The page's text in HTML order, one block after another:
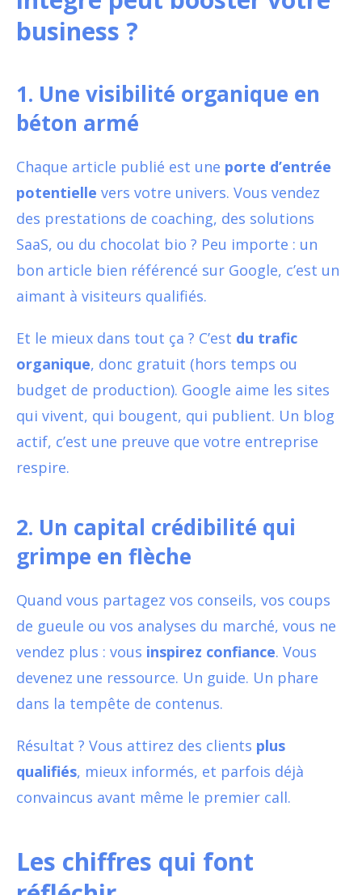
business ?
1. Une visibilité organique en
béton armé
Chaque article publié est une porte d’entrée
potentielle vers votre univers. Vous vendez
des prestations de coaching, des solutions
SaaS, ou du chocolat bio ? Peu importe : un
bon article bien référencé sur Google, c’est un
aimant à visiteurs qualifiés.
Et le mieux dans tout ça ? C’est du trafic
organique, donc gratuit (hors temps ou
budget de production). Google aime les sites
qui vivent, qui bougent, qui publient. Un blog
actif, c’est une preuve que votre entreprise
respire.
2. Un capital crédibilité qui
grimpe en flèche
Quand vous partagez vos conseils, vos coups
de gueule ou vos analyses du marché, vous ne
vendez plus : vous inspirez confiance. Vous
devenez une ressource. Un guide. Un phare
dans la tempête de contenus.
Résultat ? Vous attirez des clients plus
qualifiés, mieux informés, et parfois déjà
convaincus avant même le premier call.
Les chiffres qui font